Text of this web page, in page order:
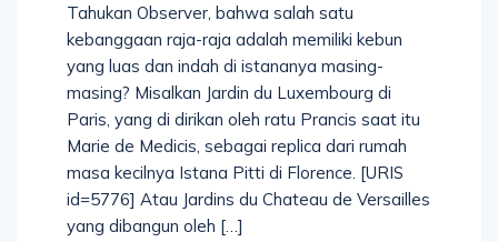
Tahukan Observer, bahwa salah satu
kebanggaan raja-raja adalah memiliki kebun
yang luas dan indah di istananya masing-
masing? Misalkan Jardin du Luxembourg di
Paris, yang di dirikan oleh ratu Prancis saat itu
Marie de Medicis, sebagai replica dari rumah
masa kecilnya Istana Pitti di Florence. [URIS
id=5776] Atau Jardins du Chateau de Versailles
yang dibangun oleh […]